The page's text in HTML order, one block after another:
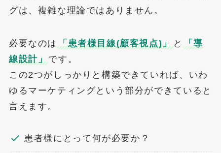
グは、複雑な理論ではありません。
必要なのは 「患者様目線(顧客視点)」 と
「導
線設計」
です。
この2つがしっかりと構築できていれば、いわ
ゆるマーケティングという部分ができていると
言えます。
患者様にとって何が必要か？